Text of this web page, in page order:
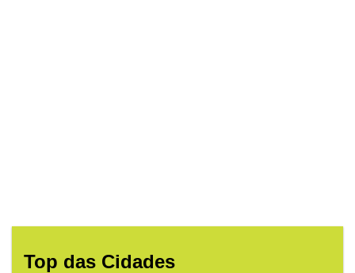
Top das Cidades